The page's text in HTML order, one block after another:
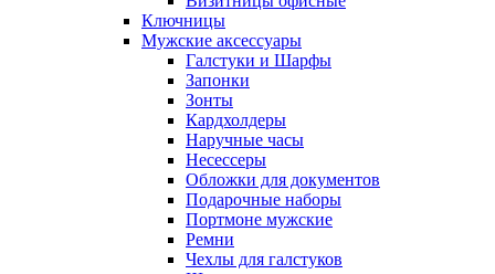
Ключницы
Мужские аксессуары
Галстуки и Шарфы
Запонки
Зонты
Кардхолдеры
Наручные часы
Несессеры
Обложки для документов
Подарочные наборы
Портмоне мужские
Ремни
Чехлы для галстуков